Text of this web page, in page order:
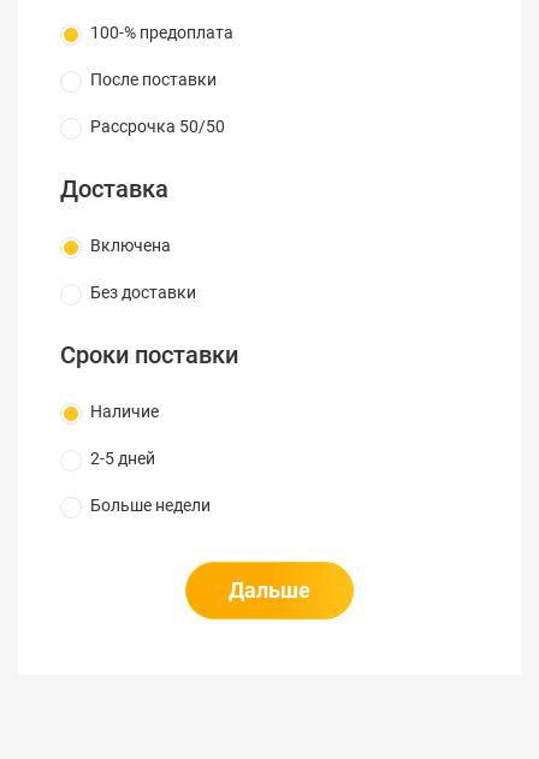
100-% предоплата
После поставки
Рассрочка 50/50
Доставка
Включена
Без доставки
Сроки поставки
Наличие
2-5 дней
Больше недели
Дальше